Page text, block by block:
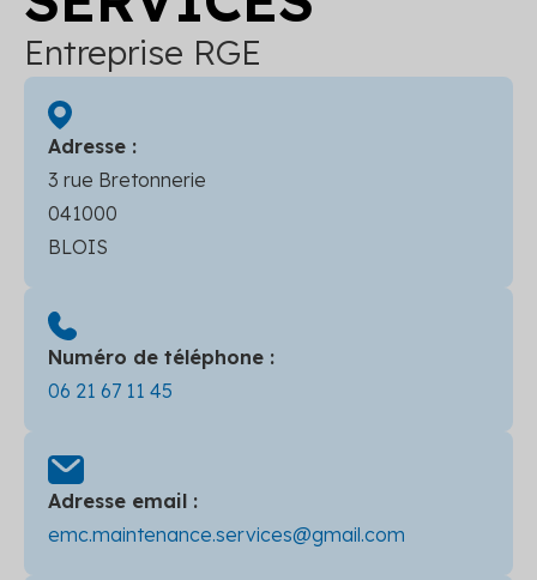
Entreprise RGE
Adresse :
3 rue Bretonnerie
041000
BLOIS
Numéro de téléphone :
06 21 67 11 45
Adresse email :
emc.maintenance.services@gmail.com